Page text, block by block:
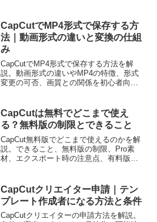
CapCutでMP4形式で保存する方
法｜動画形式の違いと変換の仕組
み
CapCutでMP4形式で保存する方法を解
説。動画形式の違いやMP4の特徴、形式
変更の可否、画質との関係を初心者向け
CapCutは無料でどこまで使え
る？無料版の制限とできること
CapCut無料版でどこまで使えるのかを解
説。できること、無料版の制限、Pro素
材、エクスポート時の注意点、有料版と
CapCutクリエイター申請｜テン
プレート作成者になる方法と条件
CapCutクリエイターの申請方法を解説。